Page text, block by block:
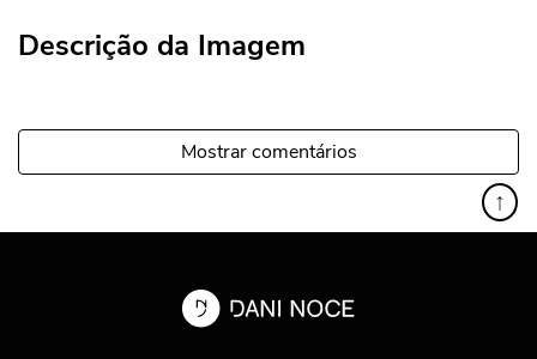
Descrição da Imagem
Mostrar comentários
↑